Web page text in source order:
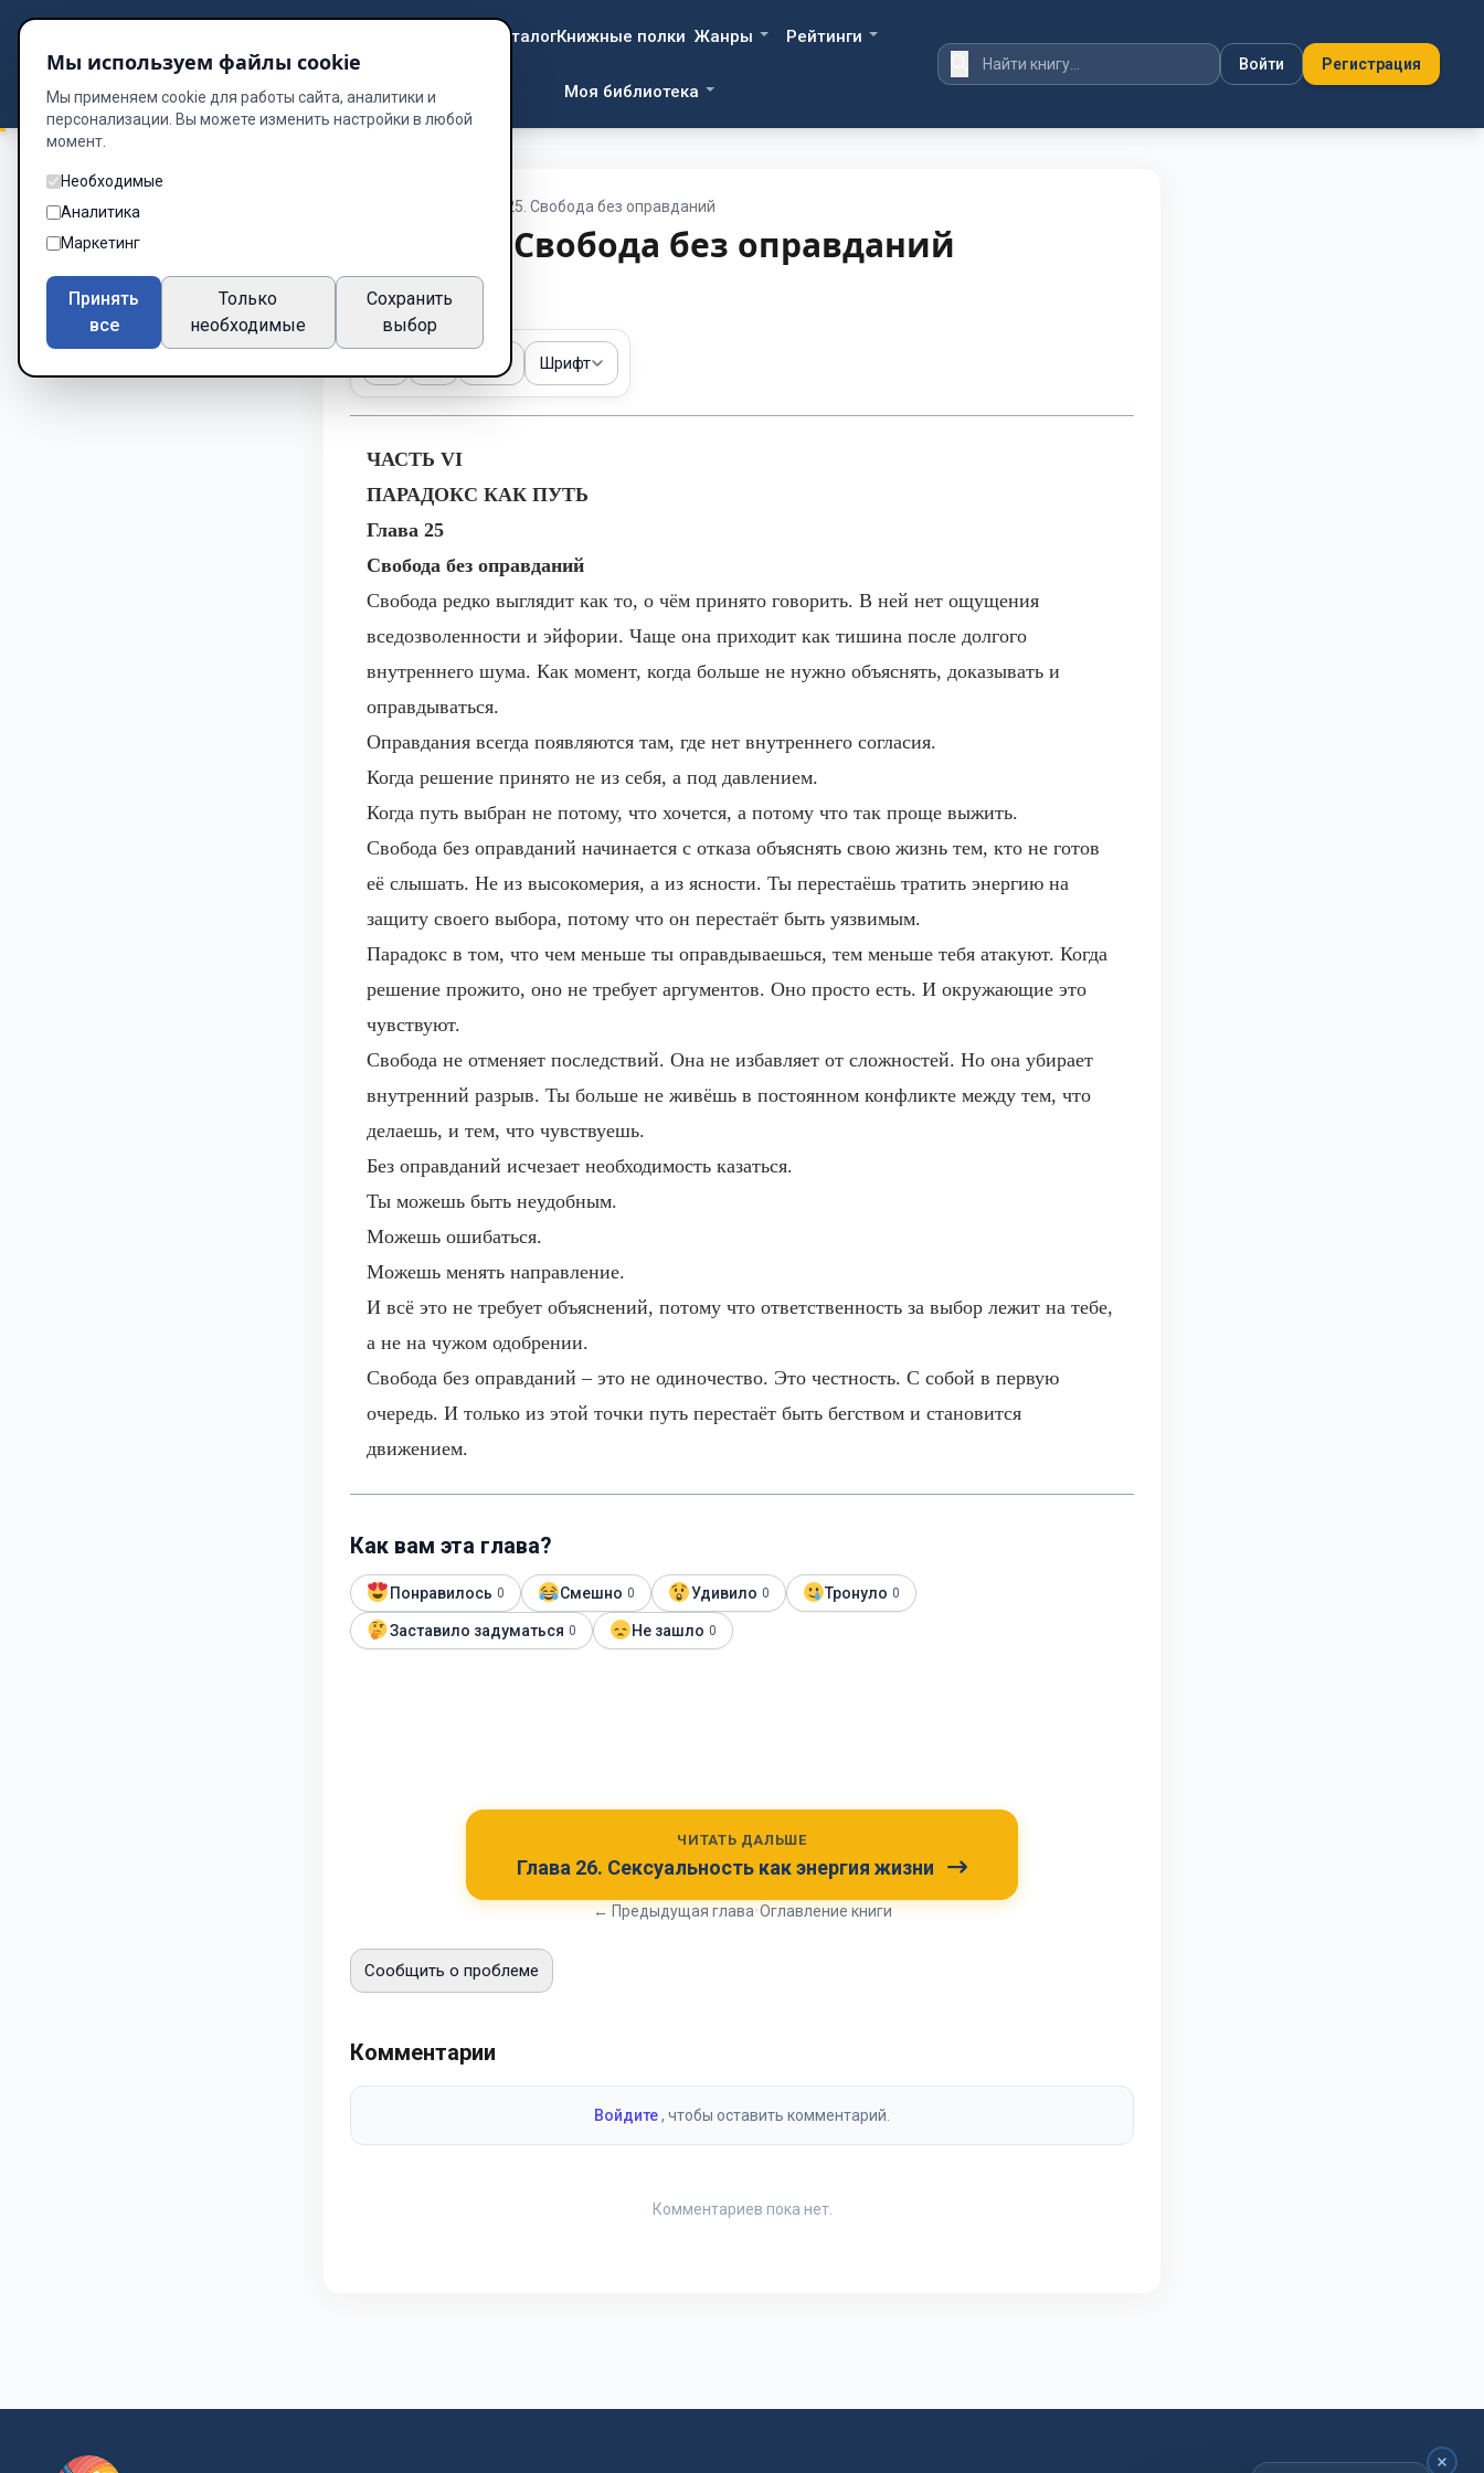
DzenWay Библиотека
КаталогКнижные полки Жанры Рейтинги
Моя библиотека
Войти Регистрация
Глава 25. Свобода без оправданий
Глава 25. Свобода без оправданий
Глава 28 из 35
Тема Шрифт
ЧАСТЬ VI
ПАРАДОКС КАК ПУТЬ
Глава 25
Свобода без оправданий
Свобода редко выглядит как то, о чём принято говорить. В ней нет ощущения
вседозволенности и эйфории. Чаще она приходит как тишина после долгого
внутреннего шума. Как момент, когда больше не нужно объяснять, доказывать и
оправдываться.
Оправдания всегда появляются там, где нет внутреннего согласия.
Когда решение принято не из себя, а под давлением.
Когда путь выбран не потому, что хочется, а потому что так проще выжить.
Свобода без оправданий начинается с отказа объяснять свою жизнь тем, кто не готов
её слышать. Не из высокомерия, а из ясности. Ты перестаёшь тратить энергию на
защиту своего выбора, потому что он перестаёт быть уязвимым.
Парадокс в том, что чем меньше ты оправдываешься, тем меньше тебя атакуют. Когда
решение прожито, оно не требует аргументов. Оно просто есть. И окружающие это
чувствуют.
Свобода не отменяет последствий. Она не избавляет от сложностей. Но она убирает
внутренний разрыв. Ты больше не живёшь в постоянном конфликте между тем, что
делаешь, и тем, что чувствуешь.
Без оправданий исчезает необходимость казаться.
Ты можешь быть неудобным.
Можешь ошибаться.
Можешь менять направление.
И всё это не требует объяснений, потому что ответственность за выбор лежит на тебе,
а не на чужом одобрении.
Свобода без оправданий – это не одиночество. Это честность. С собой в первую
очередь. И только из этой точки путь перестаёт быть бегством и становится
движением.
Как вам эта глава?
Понравилось 0 Смешно 0 Удивило 0 Тронуло 0
Заставило задуматься 0 Не зашло 0
ЧИТАТЬ ДАЛЬШЕ
Глава 26. Сексуальность как энергия жизни
← Предыдущая глава•Оглавление книги
Сообщить о проблеме
Комментарии
Войдите, чтобы оставить комментарий.
Комментариев пока нет.
Мы используем файлы cookie
Мы применяем cookie для работы сайта, аналитики и
персонализации. Вы можете изменить настройки в любой
момент.
Необходимые
Аналитика
Маркетинг
Принять
все
Только
необходимые
Сохранить
выбор